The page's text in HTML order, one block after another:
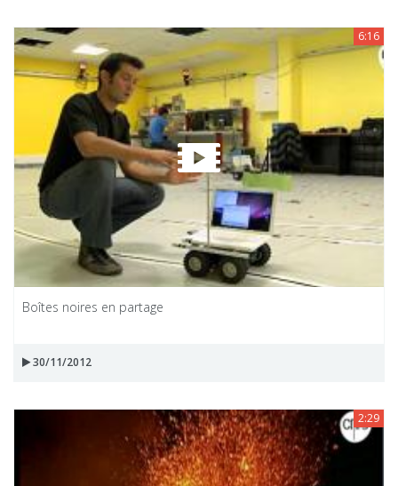
6:16
Boîtes noires en partage
30/11/2012
2:29